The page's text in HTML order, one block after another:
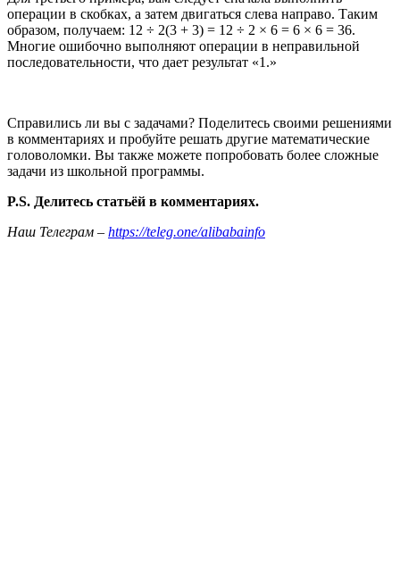
операции в скобках, а затем двигаться слева направо. Таким
образом, получаем: 12 ÷ 2(3 + 3) = 12 ÷ 2 × 6 = 6 × 6 = 36.
Многие ошибочно выполняют операции в неправильной
последовательности, что дает результат «1.»
Справились ли вы с задачами? Поделитесь своими решениями
в комментариях и пробуйте решать другие математические
головоломки. Вы также можете попробовать более сложные
задачи из школьной программы.
P.S. Делитесь статьёй в комментариях.
Наш Телеграм – https://teleg.one/alibabainfo